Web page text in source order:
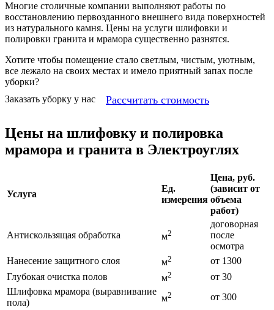
Многие столичные компании выполняют работы по
восстановлению первозданного внешнего вида поверхностей
из натурального камня. Цены на услуги шлифовки и
полировки гранита и мрамора существенно разнятся.
Хотите чтобы помещение стало светлым, чистым, уютным,
все лежало на своих местах и имело приятный запах после
уборки?
Заказать уборку у нас
Рассчитать стоимость
Цены на шлифовку и полировка
мрамора и гранита в Электроуглях
Услуга
Ед.
измерения
Цена, руб.
(зависит от
объема
работ)
Антискользящая обработка м2
договорная
после
осмотра
Нанесение защитного слоя
м2
от 1300
Глубокая очистка полов
м2
от 30
Шлифовка мрамора (выравнивание
пола)
м2
от 300